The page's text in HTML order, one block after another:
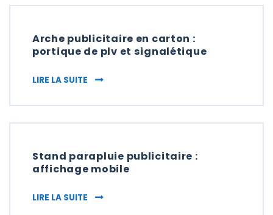
Arche publicitaire en carton :
portique de plv et signalétique
LIRE LA SUITE ARCHE PUBLICITAIRE EN CARTON :
Stand parapluie publicitaire :
affichage mobile
LIRE LA SUITE STAND PARAPLUIE PUBLICITAIRE :